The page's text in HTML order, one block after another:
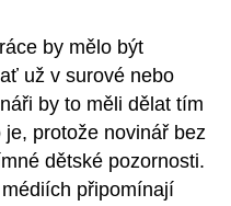
by mělo být
už v surové nebo
by to měli dělat tím
protože novinář bez
dětské pozornosti.
připomínají